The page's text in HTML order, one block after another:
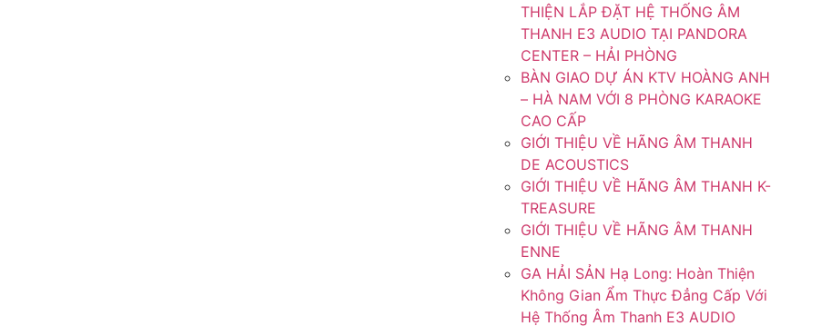
THIỆN LẮP ĐẶT HỆ THỐNG ÂM
THANH E3 AUDIO TẠI PANDORA
CENTER – HẢI PHÒNG
BÀN GIAO DỰ ÁN KTV HOÀNG ANH
– HÀ NAM VỚI 8 PHÒNG KARAOKE
CAO CẤP
GIỚI THIỆU VỀ HÃNG ÂM THANH
DE ACOUSTICS
GIỚI THIỆU VỀ HÃNG ÂM THANH K-
TREASURE
GIỚI THIỆU VỀ HÃNG ÂM THANH
ENNE
GA HẢI SẢN Hạ Long: Hoàn Thiện
Không Gian Ẩm Thực Đẳng Cấp Với
Hệ Thống Âm Thanh E3 AUDIO